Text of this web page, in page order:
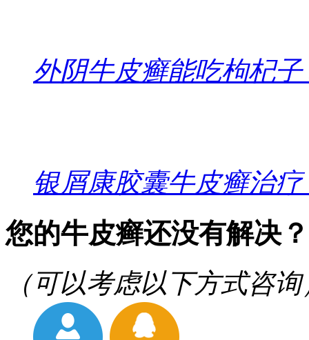
外阴牛皮癣能吃枸杞子
银屑康胶囊牛皮癣治疗
您的牛皮癣还没有解决？
（可以考虑以下方式咨询